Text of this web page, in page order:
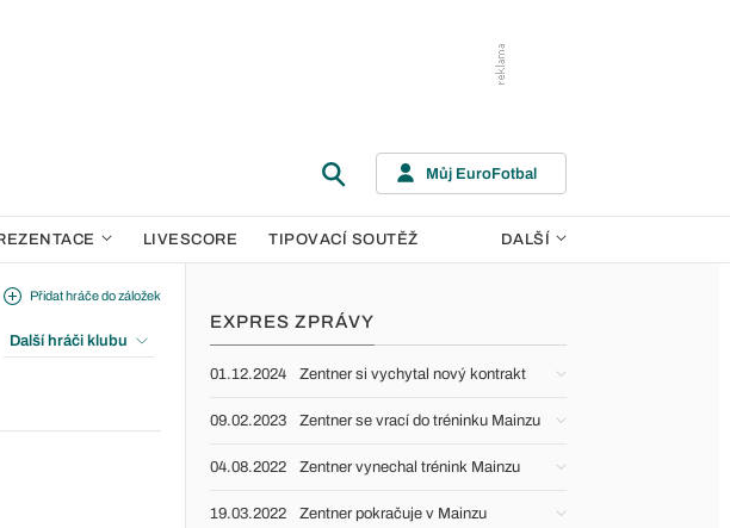
Můj EuroFotbal
LIVESCORE TIPOVACÍ SOUTĚŽ DALŠÍ
Přidat hráče do záložek
Další hráči klubu
EXPRES ZPRÁVY
01.12.2024 Zentner si vychytal nový kontrakt
09.02.2023 Zentner se vrací do tréninku Mainzu
04.08.2022 Zentner vynechal trénink Mainzu
19.03.2022 Zentner pokračuje v Mainzu